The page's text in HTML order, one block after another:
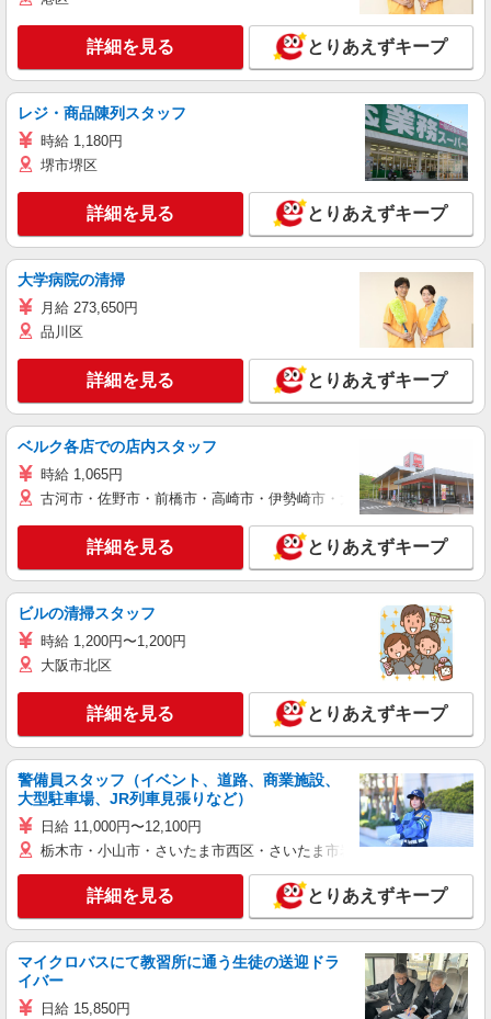
詳細を見る とりあえずキープ
レジ・商品陳列スタッフ
時給 1,180円
堺市堺区
詳細を見る とりあえずキープ
大学病院の清掃
月給 273,650円
品川区
詳細を見る とりあえずキープ
ベルク各店での店内スタッフ
時給 1,065円
古河市・佐野市・前橋市・高崎市・伊勢崎市・太田市・館林市・藤
詳細を見る とりあえずキープ
ビルの清掃スタッフ
時給 1,200円〜1,200円
大阪市北区
詳細を見る とりあえずキープ
警備員スタッフ（イベント、道路、商業施設、
大型駐車場、JR列車見張りなど）
日給 11,000円〜12,100円
栃木市・小山市・さいたま市西区・さいたま市岩槻区・久喜市・蓮田
詳細を見る とりあえずキープ
マイクロバスにて教習所に通う生徒の送迎ドラ
イバー
日給 15,850円